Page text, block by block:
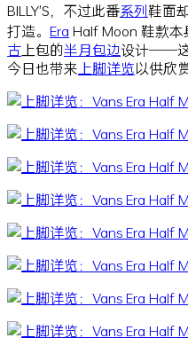
BILLY'S，不过此番系列鞋面
打造。 Era Half Moon 鞋款
古 上包的半月包边设计——这
今日也带来 上脚详览以供欣赏